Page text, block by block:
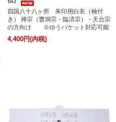
四国八十八ヶ所 朱印用白衣（袖付
き） 禅宗（曹洞宗・臨済宗）・天台宗
の方向け ※ゆうパケット対応可能
4,400円(内税)